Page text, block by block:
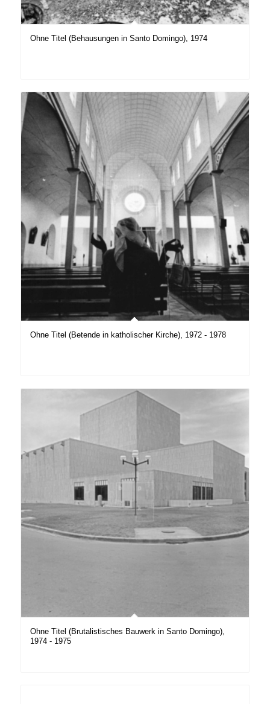
Ohne Titel (Behausungen in Santo Domingo), 1974
Ohne Titel (Betende in katholischer Kirche), 1972 - 1978
Ohne Titel (Brutalistisches Bauwerk in Santo Domingo),
1974 - 1975